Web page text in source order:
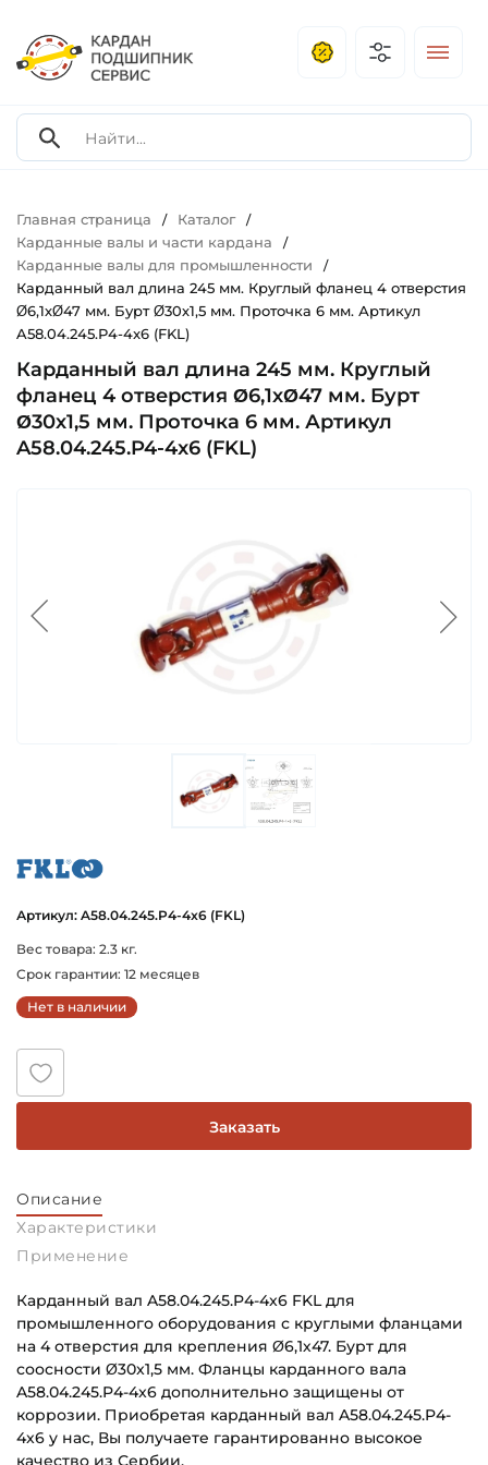
Главная страница / Каталог /
Карданные валы и части кардана /
Карданные валы для промышленности /
Карданный вал длина 245 мм. Круглый фланец 4 отверстия
Ø6,1хØ47 мм. Бурт Ø30х1,5 мм. Проточка 6 мм. Артикул
A58.04.245.P4-4x6 (FKL)
Карданный вал длина 245 мм. Круглый
фланец 4 отверстия Ø6,1хØ47 мм. Бурт
Ø30х1,5 мм. Проточка 6 мм. Артикул
A58.04.245.P4-4x6 (FKL)
Артикул: A58.04.245.P4-4x6 (FKL)
Вес товара: 2.3 кг.
Срок гарантии: 12 месяцев
Нет в наличии
Заказать
Описание
Характеристики
Применение
Карданный вал A58.04.245.P4-4x6 FKL для
промышленного оборудования с круглыми фланцами
на 4 отверстия для крепления Ø6,1х47. Бурт для
соосности Ø30x1,5 мм. Фланцы карданного вала
A58.04.245.P4-4x6 дополнительно защищены от
коррозии. Приобретая карданный вал A58.04.245.P4-
4x6 у нас, Вы получаете гарантированно высокое